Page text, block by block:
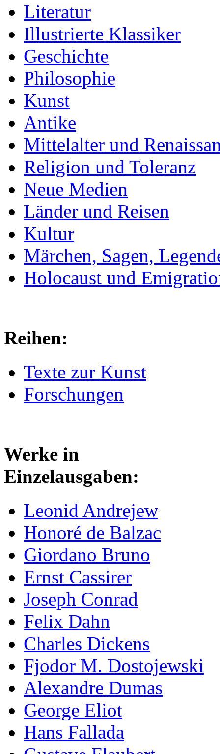
Literatur
Illustrierte Klassiker
Geschichte
Philosophie
Kunst
Antike
Mittelalter und
Religion und Toleranz
Neue Medien
Länder und Reisen
Kultur
Märchen, Sagen,
Holocaust und
Reihen:
Texte zur Kunst
Forschungen
Werke in
Einzelausgaben:
Leonid Andrejew
Honoré de Balzac
Giordano Bruno
Ernst Cassirer
Joseph Conrad
Felix Dahn
Charles Dickens
Fjodor M. Dostojewski
Alexandre Dumas
George Eliot
Hans Fallada